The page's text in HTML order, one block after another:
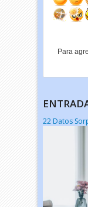
Para
22 Datos